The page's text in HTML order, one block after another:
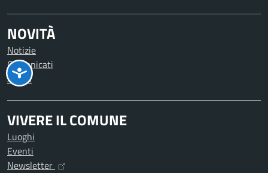
NOVITÀ
Notizie
Comunicati
Avvisi
VIVERE IL COMUNE
Luoghi
Eventi
Newsletter